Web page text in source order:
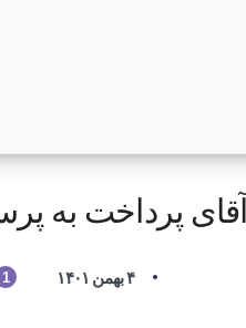
آقای پرداخت به
۴ بهمن ۱۴۰۱ 1